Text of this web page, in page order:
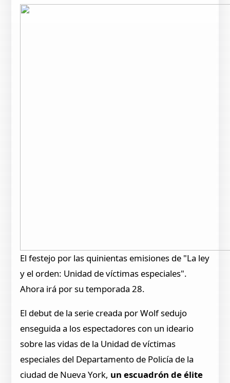
El festejo por las quinientas emisiones de "La ley
y el orden: Unidad de víctimas especiales".
Ahora irá por su temporada 28.
El debut de la serie creada por Wolf sedujo
enseguida a los espectadores con un ideario
sobre las vidas de la Unidad de víctimas
especiales del Departamento de Policía de la
ciudad de Nueva York, un escuadrón de élite